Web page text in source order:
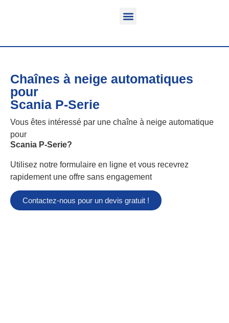
Chaînes à neige automatiques
pour
Scania P-Serie
Vous êtes intéressé par une chaîne à neige automatique
pour
Scania P-Serie?
Utilisez notre formulaire en ligne et vous recevrez
rapidement une offre sans engagement
Contactez-nous pour un devis gratuit !